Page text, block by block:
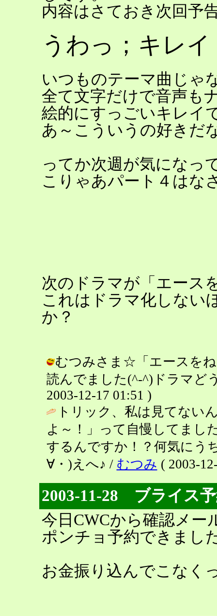
内容はさておき次回予
うわっ；キレイ
いつものテーマ曲じゃ
全て文字だけで音声も
絵的にすっごいキレイ
あ～こういうの好きだ
ってか次週が気になっ
こりゃあパート４はな
次のドラマが「エース
これはドラマ化しない
か？
むつみさま☆「エースを
読んでました(^-^)ドラマど
2003-12-17 01:51 )
トリック、私は見てない
よ～！」って自慢してまし
するんですか！？何気にう
∀・)えへ♪ / むつみ ( 2003-
2003-11-28 ブライス
今日CWCから確認メー
ポンチョ予約できまし
お金振り込んでこなく